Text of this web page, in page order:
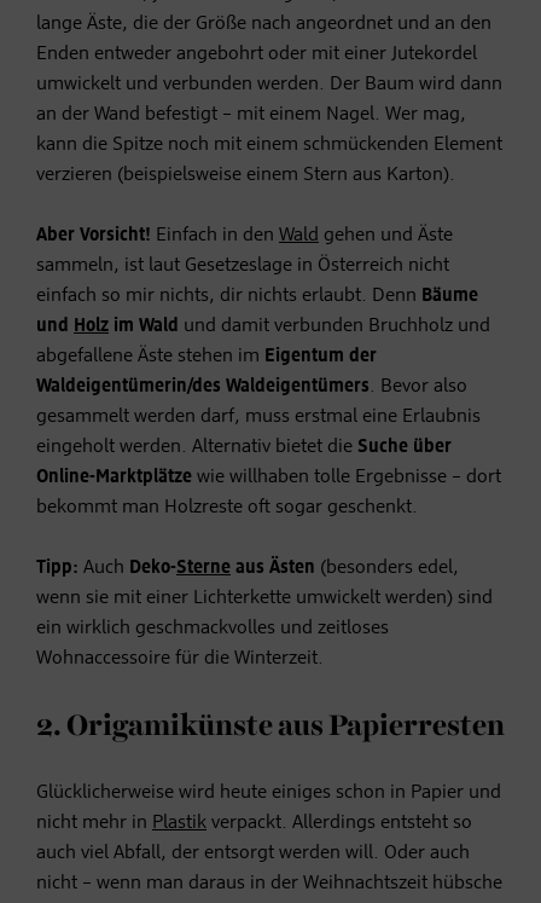
lange Äste, die der Größe nach angeordnet und an den
Enden entweder angebohrt oder mit einer Jutekordel
umwickelt und verbunden werden. Der Baum wird dann
an der Wand befestigt – mit einem Nagel. Wer mag,
kann die Spitze noch mit einem schmückenden Element
verzieren (beispielsweise einem Stern aus Karton).
Aber Vorsicht! Einfach in den Wald gehen und Äste
sammeln, ist laut Gesetzeslage in Österreich nicht
einfach so mir nichts, dir nichts erlaubt. Denn Bäume
und
Holz im Wald und damit verbunden Bruchholz und
abgefallene Äste stehen im Eigentum der
Waldeigentümerin/des Waldeigentümers. Bevor also
gesammelt werden darf, muss erstmal eine Erlaubnis
eingeholt werden. Alternativ bietet die Suche über
Online-Marktplätze wie willhaben tolle Ergebnisse – dort
bekommt man Holzreste oft sogar geschenkt.
Tipp: Auch Deko-Sterne aus Ästen (besonders edel,
wenn sie mit einer Lichterkette umwickelt werden) sind
ein wirklich geschmackvolles und zeitloses
Wohnaccessoire für die Winterzeit.
2. Origamikünste aus Papierresten
Glücklicherweise wird heute einiges schon in Papier und
nicht mehr in Plastik verpackt. Allerdings entsteht so
auch viel Abfall, der entsorgt werden will. Oder auch
nicht – wenn man daraus in der Weihnachtszeit hübsche